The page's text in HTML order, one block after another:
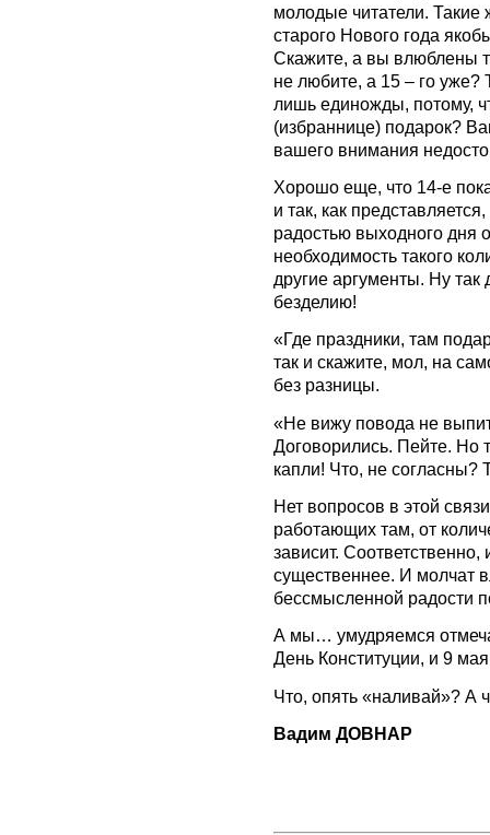
молодые читатели. Такие
старого Нового года
Скажите, а вы влюблены
не любите, а 15 – го уже?
лишь единожды, потому,
(избраннице) подарок?
вашего внимания
Хорошо еще, что 14-е
и так, как
радостью выходного дня
необходимость такого
другие аргументы. Ну
безделию!
«Где праздники, там
так и скажите, мол, на
без разницы.
«Не вижу повода не
Договорились. Пейте. Но
капли! Что, не
Нет вопросов в этой
работающих там, от
зависит.
существеннее. И молчат
бессмысленной радости
А мы… умудряемся
День Конституции, и 9
Что, опять «наливай»? А
Вадим ДОВНАР